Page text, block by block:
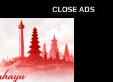
CLOSE ADS